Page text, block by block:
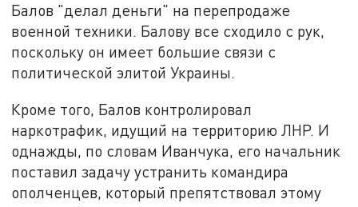
Балов "делал деньги" на перепродаже
военной техники. Балову все сходило с рук,
поскольку он имеет большие связи с
политической элитой Украины.
Кроме того, Балов контролировал
наркотрафик, идущий на территорию ЛНР. И
однажды, по словам Иванчука, его начальник
поставил задачу устранить командира
ополченцев, который препятствовал этому